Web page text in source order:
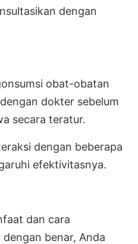
dengan
obat-obatan
dokter sebelum
secara teratur.
dengan beberapa
efektivitasnya.
dan cara
benar, Anda